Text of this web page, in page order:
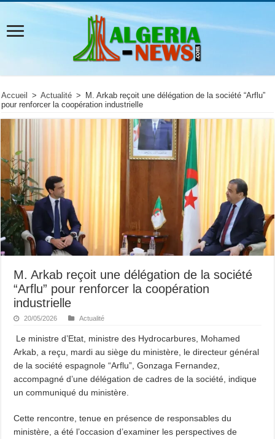
Accueil > Actualité >
M. Arkab reçoit une délégation de la société “Arflu”
pour renforcer la coopération industrielle
M. Arkab reçoit une délégation de la société
“Arflu” pour renforcer la coopération
industrielle
20/05/2026 Actualité
Le ministre d’Etat, ministre des Hydrocarbures, Mohamed
Arkab, a reçu, mardi au siège du ministère, le directeur général
de la société espagnole “Arflu”, Gonzaga Fernandez,
accompagné d’une délégation de cadres de la société, indique
un communiqué du ministère.
Cette rencontre, tenue en présence de responsables du
ministère, a été l’occasion d’examiner les perspectives de